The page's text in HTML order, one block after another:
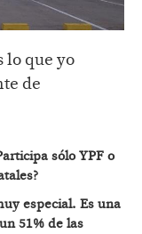
lo que yo
de
sólo YPF o
especial. Es una
51% de las